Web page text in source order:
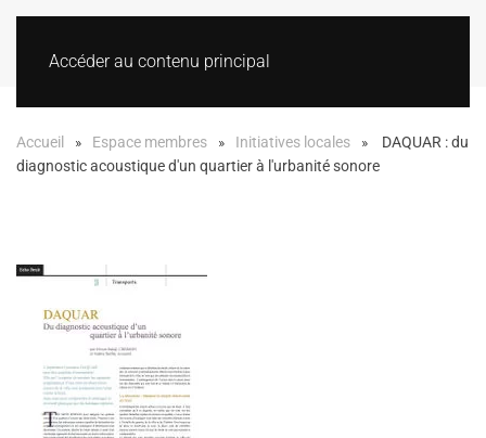
Accéder au contenu principal
Accueil Espace membres Initiatives locales
DAQUAR : du
diagnostic acoustique d'un quartier à l'urbanité sonore